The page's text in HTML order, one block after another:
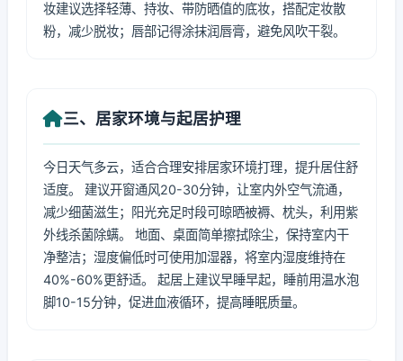
妆建议选择轻薄、持妆、带防晒值的底妆，搭配定妆散
粉，减少脱妆；唇部记得涂抹润唇膏，避免风吹干裂。
三、居家环境与起居护理
今日天气多云，适合合理安排居家环境打理，提升居住舒
适度。 建议开窗通风20-30分钟，让室内外空气流通，
减少细菌滋生；阳光充足时段可晾晒被褥、枕头，利用紫
外线杀菌除螨。 地面、桌面简单擦拭除尘，保持室内干
净整洁；湿度偏低时可使用加湿器，将室内湿度维持在
40%-60%更舒适。 起居上建议早睡早起，睡前用温水泡
脚10-15分钟，促进血液循环，提高睡眠质量。